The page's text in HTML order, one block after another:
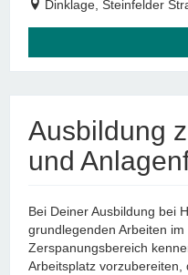
Dinklage, Steinfelder
Ausbildung
und
Bei Deiner Ausbildung bei
grundlegenden Arbeiten im
Zerspanungsbereich
Arbeitsplatz